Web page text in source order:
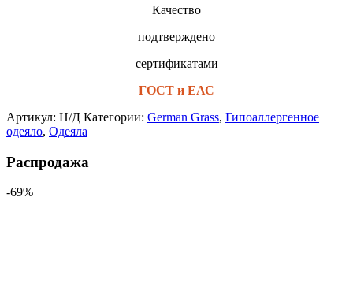
Качество
подтверждено
сертификатами
ГОСТ и ЕАС
Артикул: Н/Д Категории: German Grass, Гипоаллергенное
одеяло, Одеяла
Распродажа
-69%